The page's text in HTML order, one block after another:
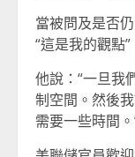
當被問及是否
“這是我的觀點
他說：“一旦我
制空間。然後
需要一些時間